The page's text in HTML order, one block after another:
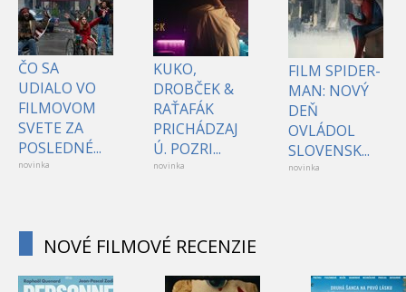
ČO SA
UDIALO VO
FILMOVOM
SVETE ZA
POSLEDNÉ...
novinka
KUKO,
DROBČEK &
RAŤAFÁK
PRICHÁDZAJ
Ú. POZRI...
novinka
FILM SPIDER-
MAN: NOVÝ
DEŇ
OVLÁDOL
SLOVENSK...
novinka
NOVÉ FILMOVÉ RECENZIE